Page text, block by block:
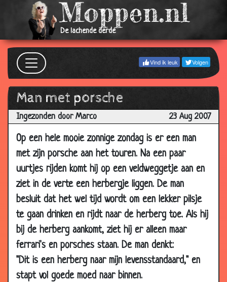
De lachende derde
Vind ik leuk Volgen
Man met porsche
Ingezonden door Marco 23 Aug 2007
Op een hele mooie zonnige zondag is er een man
met zijn porsche aan het touren. Na een paar
uurtjes rijden komt hij op een veldweggetje aan en
ziet in de verte een herbergje liggen. De man
besluit dat het wel tijd wordt om een lekker pilsje
te gaan drinken en rijdt naar de herberg toe. Als hij
bij de herberg aankomt, ziet hij er alleen maar
ferrari's en porsches staan. De man denkt:
"Dit is een herberg naar mijn levensstandaard," en
stapt vol goede moed naar binnen.
2008
23 Dec
2008
Jantje en zijn oma
24 Oct
2008
17 Oct
2008
Groot onderzoek 3.74
14 Oct
2008
Hout ruiken 3.15
14 Oct
2008
Voodoo dildo 3.33
10 Oct
2008
Hazenlip 3.36
05 Oct
2008
Effe Plassen 3.58
29 Sep
2008
Fakir met fluit
22 Sep
2008
Afvallen 3.04